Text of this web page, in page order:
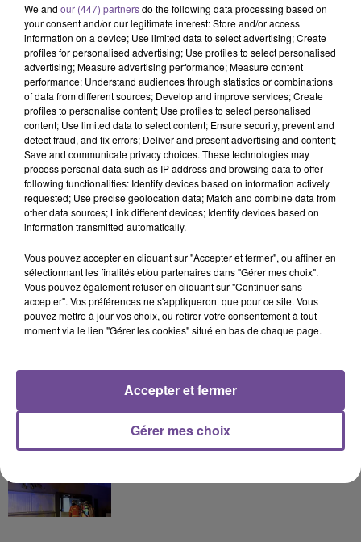
Marlène SERRU
A LA UNE
8 août 2026
Champagnac-la-Rivière : appel à témoins de la
gendarmerie
8 août 2026
Une victime forcée de réaliser plusieurs tags vers
un point de deal
8 août 2026
Festival du Mont-Gargan 2026 : six jours de fête
Incendie : des enfants bloqués dans les fumées
toxiques
We and our (447) partnersdo the following data processing based on
your consent and/or our legitimate interest: Store and/or access
information on a device; Use limited data to select advertising; Create
profiles for personalised advertising; Use profiles to select personalised
advertising; Measure advertising performance; Measure content
performance; Understand audiences through statistics or combinations
of data from different sources; Develop and improve services; Create
profiles to personalise content; Use profiles to select personalised
content; Use limited data to select content; Ensure security, prevent and
detect fraud, and fix errors; Deliver and present advertising and content;
Save and communicate privacy choices. These technologies may
process personal data such as IP address and browsing data to offer
following functionalities: Identify devices based on information actively
requested; Use precise geolocation data; Match and combine data from
other data sources; Link different devices; Identify devices based on
information transmitted automatically.
Vous pouvez accepter en cliquant sur "Accepter et fermer", ou affiner en
sélectionnant les finalités et/ou partenaires dans "Gérer mes choix".
Vous pouvez également refuser en cliquant sur "Continuer sans
accepter". Vos préférences ne s'appliqueront que pour ce site. Vous
pouvez mettre à jour vos choix, ou retirer votre consentement à tout
moment via le lien "Gérer les cookies" situé en bas de chaque page.
Gérer mes choix
Accepter et fermer